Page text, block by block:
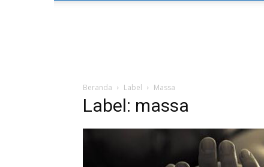
Beranda Label Massa
Label: massa